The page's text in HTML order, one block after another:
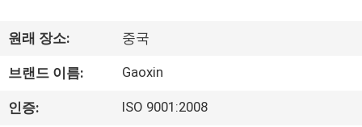
우
리
원래 장소: 중국
브랜드 이름: Gaoxin
인증: ISO 9001:2008